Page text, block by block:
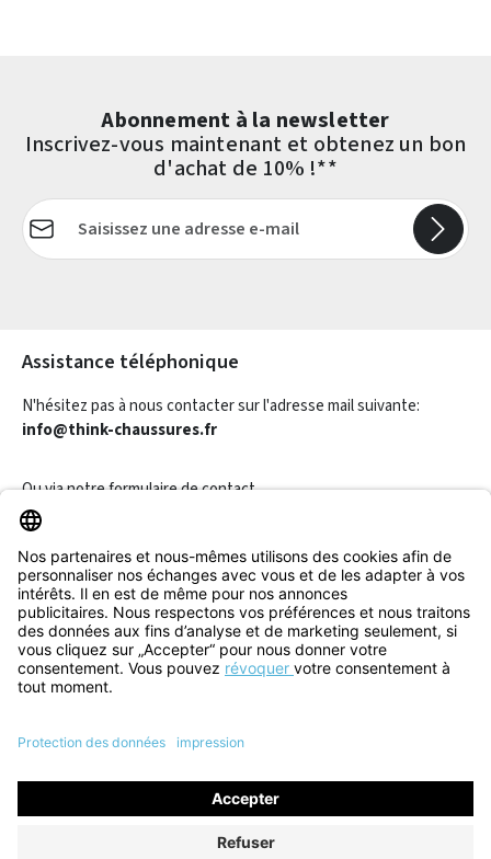
Abonnement à la newsletter
Inscrivez-vous maintenant et obtenez un bon
d'achat de 10% !**
Adresse e-mail*
Assistance téléphonique
N'hésitez pas à nous contacter sur l'adresse mail suivante:
info@think-chaussures.fr
Ou via notreformulaire de contact.
Révoquer un contrat
Informations
Aide & Contact
Tous les prix incluent la TVA plus les